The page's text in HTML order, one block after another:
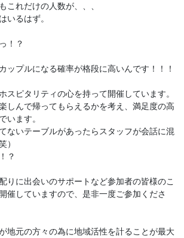
これだけの人数が、、、
いるはず。
！？
ップルになる確率が格段に高いんです！！！
スピタリティの心を持って開催しています。
しんで帰ってもらえるかを考え、満足度の高
います。
ないテーブルがあったらスタッフが会話に混
）
？
りに出会いのサポートなど参加者の皆様のこ
催していますので、是非一度ご参加くださ
地元の方々の為に地域活性を計ることが最大